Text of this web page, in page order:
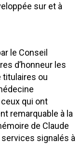
sur et à
le Conseil
d’honneur les
titulaires ou
qui ont
remarquable à la
de Claude
signalés à